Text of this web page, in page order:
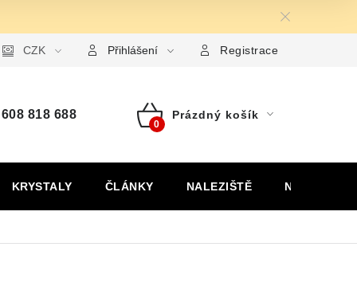
pro uplatnění reklamace Formulář pro odstoupení
CZK Přihlášení Registrace
608 818 688
Nákupní
Prázdný košík
KRYSTALY ČLÁNKY NALEZIŠTĚ NÁŠ PŘÍBĚH